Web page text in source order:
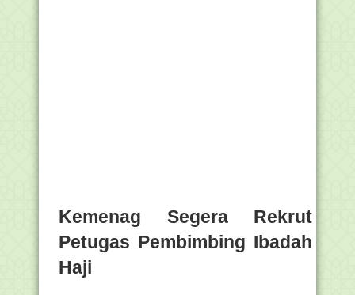
Kemenag Segera Rekrut
Petugas Pembimbing Ibadah
Haji